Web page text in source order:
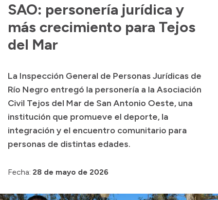
Delegaciones
Normativa
Gestión
Transparencia
Presupuesto
Boletín Oficial
Compras y licitaciones
Consulta de expedientes
Intranet
SAO: personería jurídica y
más crecimiento para Tejos
del Mar
La Inspección General de Personas Jurídicas de
Río Negro entregó la personería a la Asociación
Civil Tejos del Mar de San Antonio Oeste, una
institución que promueve el deporte, la
integración y el encuentro comunitario para
personas de distintas edades.
Fecha: 28 de mayo de 2026